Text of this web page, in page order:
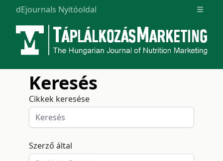
dEjournals Nyitóoldal Open
Keresés
Cikkek keresése
Szerző által